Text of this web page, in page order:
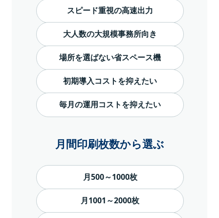
スピード重視の高速出力
大人数の大規模事務所向き
場所を選ばない省スペース機
初期導入コストを抑えたい
毎月の運用コストを抑えたい
月間印刷枚数から選ぶ
月500～1000枚
月1001～2000枚